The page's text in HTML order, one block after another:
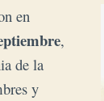
en
,
de la
y